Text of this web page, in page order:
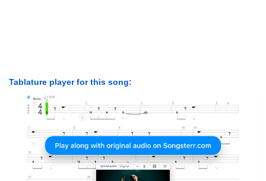
Tablature player for this song: